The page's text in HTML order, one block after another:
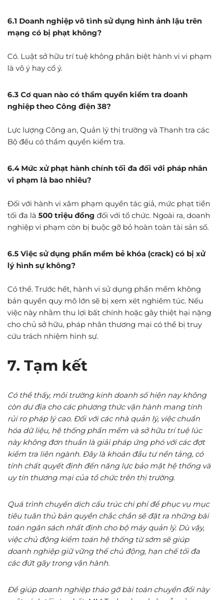
6.1 Doanh nghiệp vô tình sử dụng hình ảnh lậu trên
mạng có bị phạt không?
Có. Luật sở hữu trí tuệ không phân biệt hành vi vi phạm
là vô ý hay cố ý.
6.3 Cơ quan nào có thẩm quyền kiểm tra doanh
nghiệp theo Công điện 38?
Lực lượng Công an, Quản lý thị trường và Thanh tra các
Bộ đều có thẩm quyền kiểm tra.
6.4 Mức xử phạt hành chính tối đa đối với pháp nhân
vi phạm là bao nhiêu?
Đối với hành vi xâm phạm quyền tác giả, mức phạt tiền
tối đa là 500 triệu đồng đối với tổ chức. Ngoài ra, doanh
nghiệp vi phạm còn bị buộc gỡ bỏ hoàn toàn tài sản số.
6.5 Việc sử dụng phần mềm bẻ khóa (crack) có bị xử
lý hình sự không?
Có thể. Trước hết, hành vi sử dụng phần mềm không
bản quyền quy mô lớn sẽ bị xem xét nghiêm túc. Nếu
việc này nhằm thu lợi bất chính hoặc gây thiệt hại nặng
cho chủ sở hữu, pháp nhân thương mại có thể bị truy
cứu trách nhiệm hình sự.
7. Tạm kết
Có thể thấy, môi trường kinh doanh số hiện nay không
còn dư địa cho các phương thức vận hành mang tính
rủi ro pháp lý cao. Đối với các nhà quản lý, việc chuẩn
hóa dữ liệu, hệ thống phần mềm và sở hữu trí tuệ lúc
này không đơn thuần là giải pháp ứng phó với các đợt
kiểm tra liên ngành. Đây là khoản đầu tư nền tảng, có
tính chất quyết định đến năng lực bảo mật hệ thống và
uy tín thương mại của tổ chức trên thị trường.
Quá trình chuyển dịch cấu trúc chi phí để phục vụ mục
tiêu tuân thủ bản quyền chắc chắn sẽ đặt ra những bài
toán ngân sách nhất định cho bộ máy quản lý. Dù vậy,
việc chủ động kiểm toán hệ thống từ sớm sẽ giúp
doanh nghiệp giữ vững thế chủ động, hạn chế tối đa
các đứt gãy trong vận hành.
Để giúp doanh nghiệp tháo gỡ bài toán chuyển đổi này